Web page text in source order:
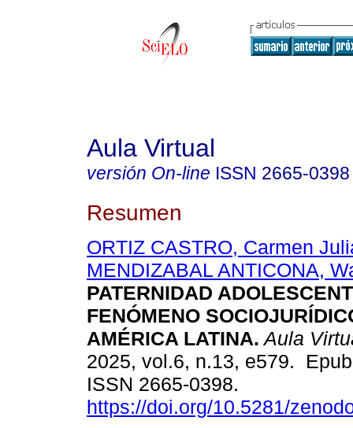
Aula Virtual
versión On-line ISSN 2665-0398
Resumen
ORTIZ CASTRO, Carmen
MENDIZABAL ANTICONA,
PATERNIDAD
FENÓMENO
AMÉRICA LATINA. Aula
2025, vol.6, n.13, e579.
ISSN 2665-0398.
https://doi.org/10.5281/